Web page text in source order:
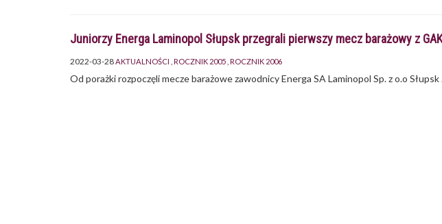
Juniorzy Energa Laminopol Słupsk przegrali pierwszy mecz barażowy z
2022-03-28AKTUALNOŚCI ROCZNIK 2005 ROCZNIK 2006
Od porażki rozpoczęli mecze barażowe zawodnicy Energa SA Laminopol Sp. z o.o Słupsk